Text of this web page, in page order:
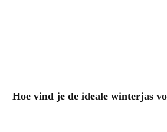
Hoe vind je de ideale winterjas